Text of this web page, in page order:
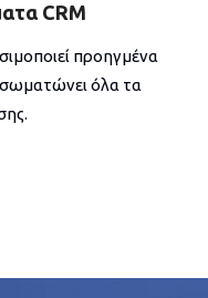
CRM
προηγμένα
όλα τα